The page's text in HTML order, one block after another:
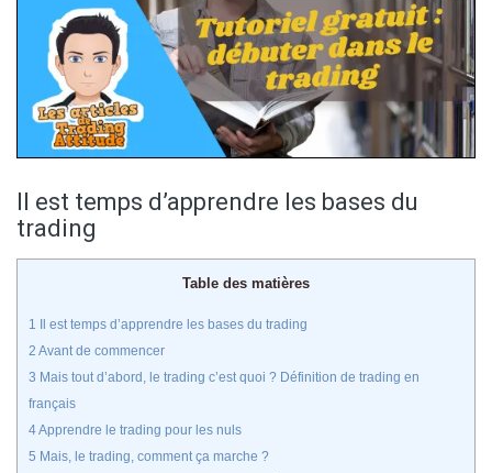
Il est temps d’apprendre les bases du
trading
Table des matières
1 Il est temps d’apprendre les bases du trading
2 Avant de commencer
3 Mais tout d’abord, le trading c’est quoi ? Définition de trading en
français
4Apprendre le trading pour les nuls
5 Mais, le trading, comment ça marche ?